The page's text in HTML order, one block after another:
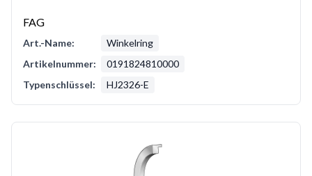
FAG
Art.-Name:
Winkelring
Artikelnummer:
0191824810000
Typenschlüssel:
HJ2326-E